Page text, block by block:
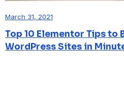
March 31, 2021
Top 10 Elementor Tips to
WordPress Sites in